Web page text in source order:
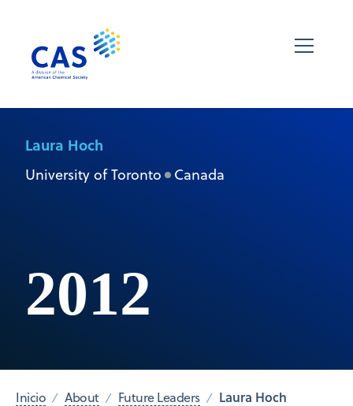
Laura Hoch
University of Toronto Canada
2012
Inicio About Future Leaders Laura Hoch